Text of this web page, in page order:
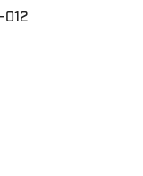
012